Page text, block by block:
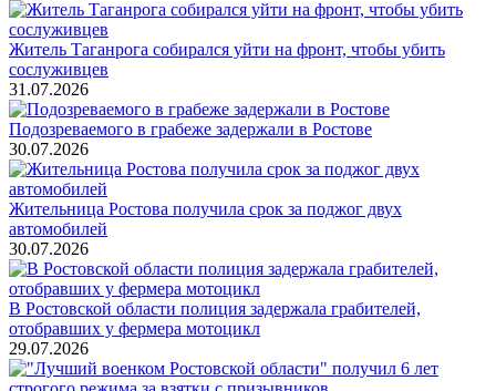
Житель Таганрога собирался уйти на фронт, чтобы убить
сослуживцев
31.07.2026
Подозреваемого в грабеже задержали в Ростове
30.07.2026
Жительница Ростова получила срок за поджог двух
автомобилей
30.07.2026
В Ростовской области полиция задержала грабителей,
отобравших у фермера мотоцикл
29.07.2026